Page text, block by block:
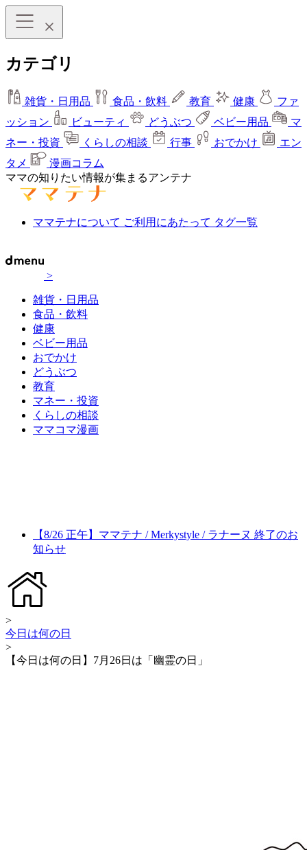
カテゴリ
雑貨・日用品 食品・飲料 教育 健康
ファ
ッション
ビューティ どうぶつ ベビー用品
マ
ネー・投資
くらしの相談 行事 おでかけ
エン
タメ
漫画コラム
ママの知りたい情報が集まるアンテナ
ママテナについて ご利用にあたって タグ一覧
>
雑貨・日用品
食品・飲料
健康
ベビー用品
おでかけ
どうぶつ
教育
マネー・投資
くらしの相談
ママコマ漫画
【8/26 正午】ママテナ / Merkystyle / ラナーヌ 終了のお
知らせ
>
今日は何の日
>
【今日は何の日】7月26日は「幽霊の日」